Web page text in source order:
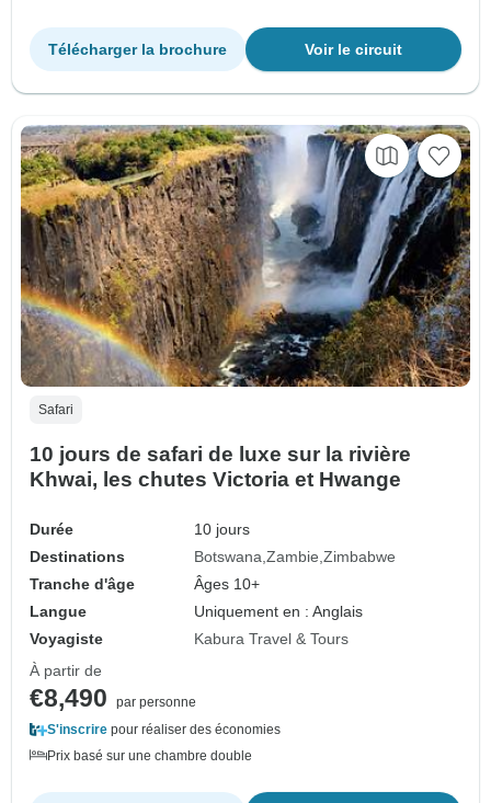
Voir le circuit
Télécharger la brochure
Safari
10 jours de safari de luxe sur la rivière
Khwai, les chutes Victoria et Hwange
Durée
10 jours
Destinations
Botswana Zambie Zimbabwe
Tranche d'âge
Âges 10+
Langue
Uniquement en : Anglais
Voyagiste
Kabura Travel & Tours
À partir de
€8,490
par personne
S'inscrire pour réaliser des économies
Prix basé sur une chambre double